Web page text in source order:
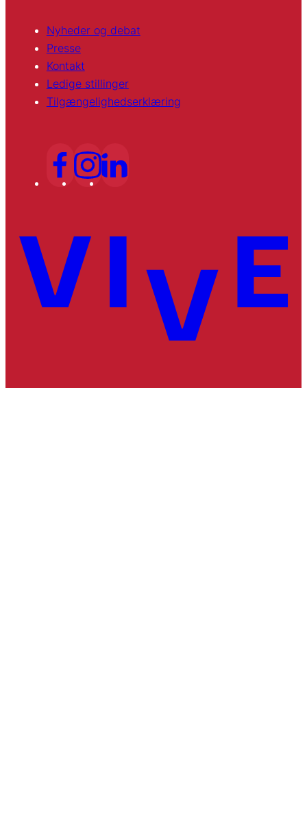
Nyheder og debat
Presse
Kontakt
Ledige stillinger
Tilgængelighedserklæring